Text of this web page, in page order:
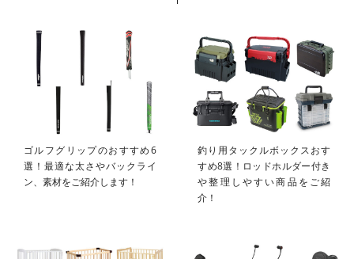
ゴルフグリップのおすすめ6
選！最適な太さやバックライ
ン、素材をご紹介します！
釣り用タックルボックスおす
すめ8選！ロッドホルダー付き
や整理しやすい商品をご紹
介！